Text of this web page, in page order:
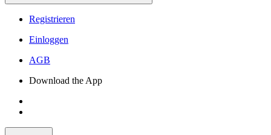
Registrieren
Einloggen
AGB
Download the App